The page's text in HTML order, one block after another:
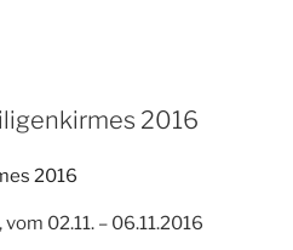
2016
02.11. – 06.11.2016